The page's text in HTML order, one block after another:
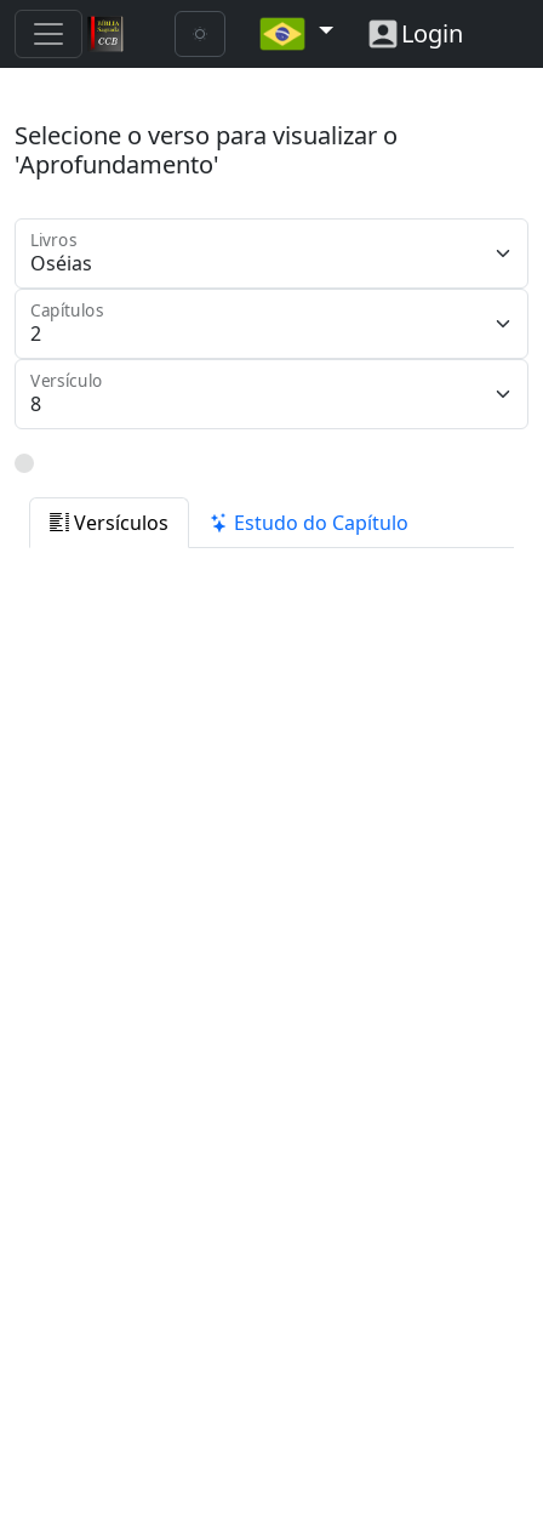
Login
Selecione o verso para visualizar o
'Aprofundamento'
Livros
Capítulos
Versículo
Versículos Estudo do Capítulo